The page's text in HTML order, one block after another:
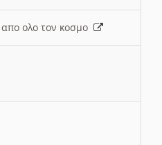
ολο τον κοσμο